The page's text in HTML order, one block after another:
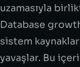
uzamasıyla
Database
sistem
yavaşlar. Bu